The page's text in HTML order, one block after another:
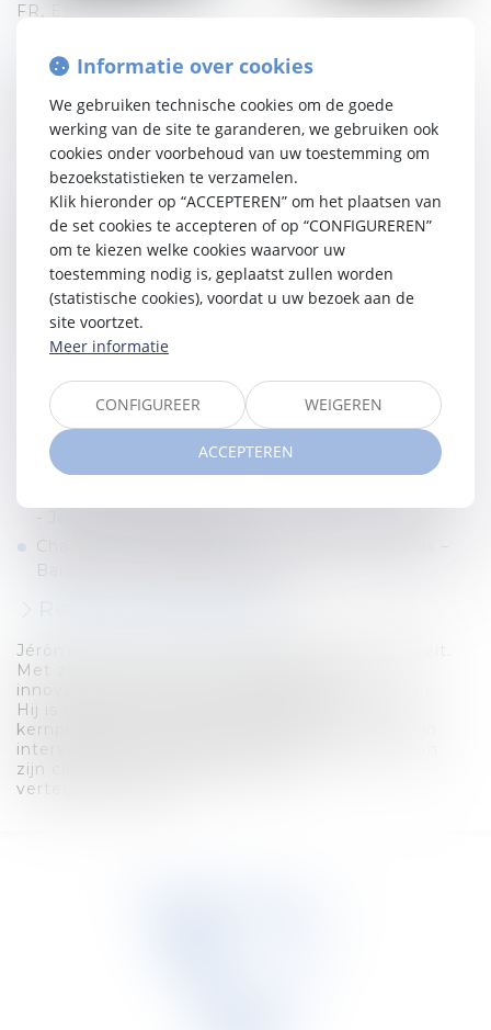
FR, EN, NL
Expertise
Fiscaal recht voor particulieren en
vennootschappen
Studies
2007 - Master in de Rechten (ULB), oriëntatie
publiek recht
2008 - Manama in Economisch recht en
Zakenrecht (ULB)
2012 - Master in Tax Management (Solvay
Brussels School of Economics & Management)
Bestuur van beroepsorganisaties
M&A Association, Managing Director
Rankings
- Jérôme Terfve, 2026
Chambers Corporate/M&A | Global, Individuals –
Band 5 – Jérôme Terfve, 2026
Jérôme blinkt uit door zijn grenzeloze creativiteit.
Met zijn ‘out of the box’ aanpak vindt hij
innovatieve en efficiënte juridische oplossingen.
Hij is opmerkzaam en weet snel de
kernproblemen in elke zaak te identificeren. Zijn
interventies zijn doelgericht waardoor hij elk van
zijn cliënten op de beste manier
vertegenwoordigt.
Informatie over cookies
We gebruiken technische cookies om de goede
werking van de site te garanderen, we gebruiken ook
cookies onder voorbehoud van uw toestemming om
bezoekstatistieken te verzamelen.
Klik hieronder op “ACCEPTEREN” om het plaatsen van
de set cookies te accepteren of op “CONFIGUREREN”
om te kiezen welke cookies waarvoor uw
toestemming nodig is, geplaatst zullen worden
(statistische cookies), voordat u uw bezoek aan de
site voortzet.
Meer informatie
CONFIGUREER WEIGEREN
ACCEPTEREN